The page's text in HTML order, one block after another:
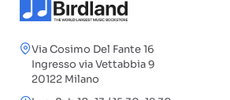
Via Cosimo Del Fante 16
Ingresso via Vettabbia 9
20122 Milano